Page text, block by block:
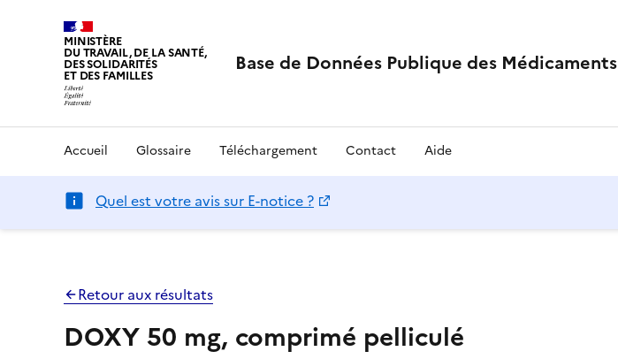
MINISTÈRE
DU TRAVAIL, DE LA SANTÉ,
DES SOLIDARITÉS
ET DES FAMILLES Base de Données Publique des Médicaments
Accueil Glossaire Téléchargement Contact Aide
Quel est votre avis sur E-notice ?
Retour aux résultats
DOXY 50 mg, comprimé pelliculé